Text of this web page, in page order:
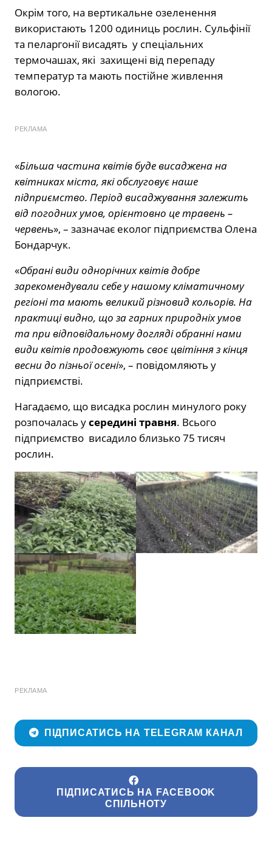
Окрім того, на вертикальне озеленення
використають 1200 одиниць рослин. Сульфінії
та пеларгонії висадять у спеціальних
термочашах, які захищені від перепаду
температур та мають постійне живлення
вологою.
РЕКЛАМА
«Більша частина квітів буде висаджена на
квітниках міста, які обслуговує наше
підприємство. Період висаджування залежить
від погодних умов, орієнтовно це травень –
червень», – зазначає еколог підприємства Олена
Бондарчук.
«Обрані види однорічних квітів добре
зарекомендували себе у нашому кліматичному
регіоні та мають великий різновид кольорів. На
практиці видно, що за гарних природніх умов
та при відповідальному догляді обранні нами
види квітів продовжують своє цвітіння з кінця
весни до пізньої осені», – повідомляють у
підприємстві.
Нагадаємо, що висадка рослин минулого року
розпочалась усередині травня. Всього
підприємство висадило близько 75 тисяч
рослин.
РЕКЛАМА
ПІДПИСАТИСЬ НА TELEGRAM КАНАЛ
ПІДПИСАТИСЬ НА FACEBOOK
СПІЛЬНОТУ